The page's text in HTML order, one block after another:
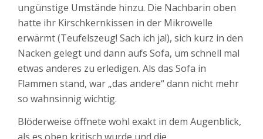
ungünstige Umstände hinzu. Die Nachbarin oben
hatte ihr Kirschkernkissen in der Mikrowelle
erwärmt (Teufelszeug! Sach ich ja!), sich kurz in den
Nacken gelegt und dann aufs Sofa, um schnell mal
etwas anderes zu erledigen. Als das Sofa in
Flammen stand, war „das andere“ dann nicht mehr
so wahnsinnig wichtig.
Blöderweise öffnete wohl exakt in dem Augenblick,